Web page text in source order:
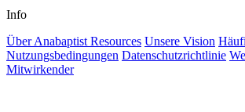
Info
Über Anabaptist Resources Unsere Vision
Nutzungsbedingungen Datenschutzrichtlinie
Mitwirkender